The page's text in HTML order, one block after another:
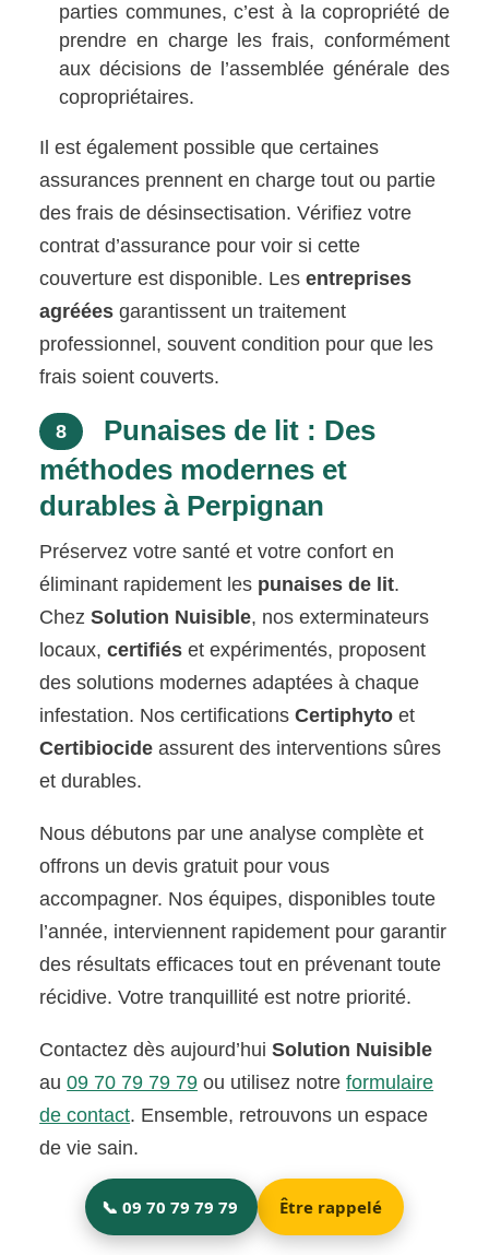
parties communes, c’est à la copropriété de
prendre en charge les frais, conformément
aux décisions de l’assemblée générale des
copropriétaires.
Il est également possible que certaines
assurances prennent en charge tout ou partie
des frais de désinsectisation. Vérifiez votre
contrat d’assurance pour voir si cette
couverture est disponible. Lesentreprises
agréées garantissent un traitement
professionnel, souvent condition pour que les
frais soient couverts.
8
Punaises de lit : Des
méthodes modernes et
durables à Perpignan
Préservez votre santé et votre confort en
éliminant rapidement les punaises de lit.
ChezSolution Nuisible, nos exterminateurs
locaux,certifiés et expérimentés, proposent
des solutions modernes adaptées à chaque
infestation. Nos certificationsCertiphyto et
Certibiocide assurent des interventions sûres
et durables.
Nous débutons par une analyse complète et
offrons un devis gratuit pour vous
accompagner. Nos équipes, disponibles toute
l’année, interviennent rapidement pour garantir
des résultats efficaces tout en prévenant toute
récidive. Votre tranquillité est notre priorité.
Contactez dès aujourd’huiSolution Nuisible
au09 70 79 79 79 ou utilisez notreformulaire
de contact. Ensemble, retrouvons un espace
de vie sain.